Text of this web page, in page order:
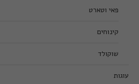
פאי וטארט
קינוחים
שוקולד
עוגות